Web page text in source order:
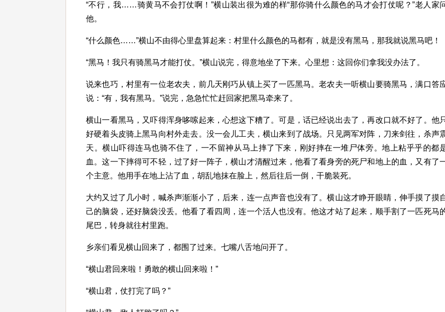
“不行，我……骑黄马不会打仗啊！”横山装出很为难的样“那你骑什么颜色的马才会打仗呢？”老人家
他。
“什么颜色……”横山不由得心里盘算起来：村里什么颜色的马都有，就是没有黑马，那我就说黑马吧！
“黑马！我只有骑黑马才能打仗。”横山说完，得意地坐了下来。心里想：这回你们拿我没办法了。
说来也巧，村里有一位老农夫，前几天刚巧从镇上买了一匹黑马。老农夫一听横山要骑黑马，满口答
说：“有，我有黑马。”说完，急急忙忙赶回家把黑马牵来了。
横山一看黑马，又吓得浑身哆嗦起来，心想这下糟了。可是，话已经说出去了，再改口就不好了。他
好硬着头皮骑上黑马向村外走去。没一会儿工夫，横山来到了战场。只见两军对阵，刀来剑往，杀声
天。横山吓得连马也骑不住了，一不留神从马上摔了下来，刚好摔在一堆尸体旁。地上粘乎乎的都
血。这一下摔得可不轻，过了好一阵子，横山才清醒过来，他看了看身旁的死尸和地上的血，又有了
个主意。他用手在地上沾了血，胡乱地抹在脸上，然后往后一倒，干脆装死。
大约又过了几小时，喊杀声渐渐小了，后来，连一点声音也没有了。横山这才睁开眼睛，伸手摸了摸
己的脑袋，还好脑袋没丢。他看了看四周，连一个活人也没有。他这才站了起来，顺手割了一匹死马
尾巴，转身就往村里跑。
乡亲们看见横山回来了，都围了过来。七嘴八舌地问开了。
“横山君回来啦！勇敢的横山回来啦！”
“横山君，仗打完了吗？”